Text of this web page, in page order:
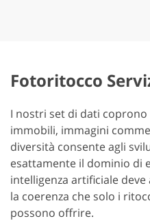
Fotoritocco
I nostri set di dati
immobili, immagini
diversità consente agli
esattamente il dominio di
intelligenza artificiale
la coerenza che solo i
possono offrire.